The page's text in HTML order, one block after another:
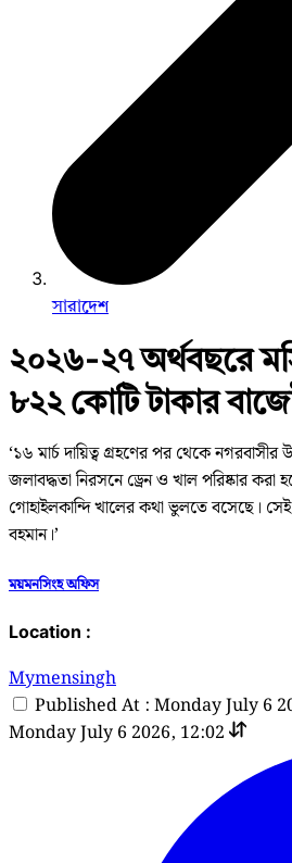
সারাদেশ
২০২৬-২৭ অর্থবছরে
৮২২ কোটি টাকার
‘১৬ মার্চ দায়িত্ব গ্রহণের পর থেকে
জলাবদ্ধতা নিরসনে ড্রেন ও খাল পরিষ্কার
গোহাইলকান্দি খালের কথা ভুলতে বসেছে।
বহমান।’
ময়মনসিংহ অফিস
Location :
Mymensingh
Published At : Monday July 6
Monday July 6 2026, 12:02